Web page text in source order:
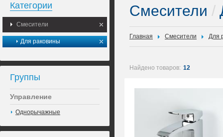
Категории
Смесители
Для раковины
Группы
Управление
Однорычажные
Смесители /
Главная Смесители Для
Найдено товаров: 12